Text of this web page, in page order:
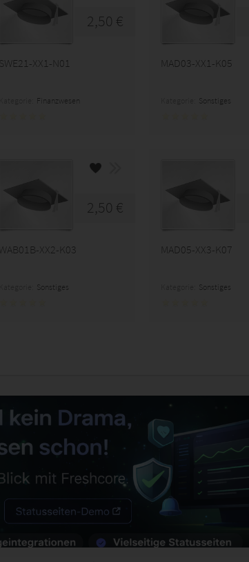
2,50 €
SWE21-XX1-N01
Finanzwesen
MAD03-XX1-K05
Sonstiges
2,50 €
WAB01B-XX2-K03
Sonstiges
MAD05-XX3-K07
Sonstiges